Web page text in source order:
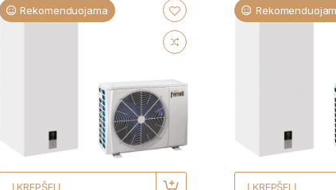
Rekomenduojama
Į KREPŠELĮ Į KREPŠELĮ